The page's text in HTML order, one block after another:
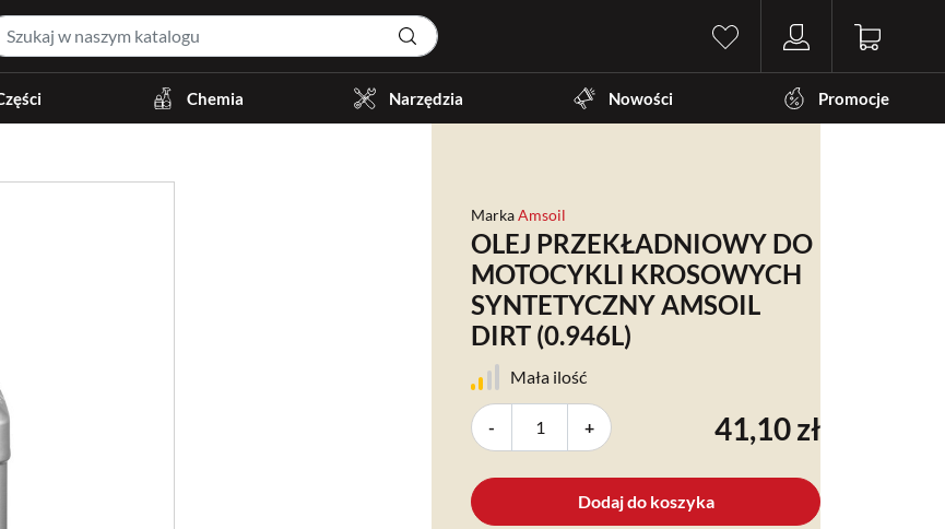
Chemia Narzędzia Nowości Promocje
MarkaAmsoil
OLEJ PRZEKŁADNIOWY DO
MOTOCYKLI KROSOWYCH
SYNTETYCZNY AMSOIL
DIRT (0.946L)
Mała ilość
- + 41,10 zł
Dodaj do koszyka